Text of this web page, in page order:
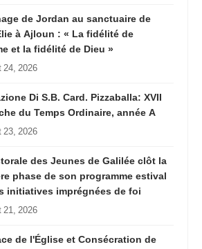
de Jordan au sanctuaire de
à Ajloun : « La fidélité de
et la fidélité de Dieu »
2026
Di S.B. Card. Pizzaballa: XVII
du Temps Ordinaire, année A
2026
des Jeunes de Galilée clôt la
phase de son programme estival
initiatives imprégnées de foi
2026
de l'Église et Consécration de